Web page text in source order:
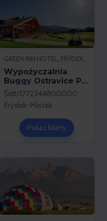
GREEN INN HOTEL, FRÝDEK-MÍSTEK
Wypożyczalnia
Buggy Ostravice Po
- Nd - 9 dołków
$idt/1772344800000
Frýdek-Místek
Pokaż bilety